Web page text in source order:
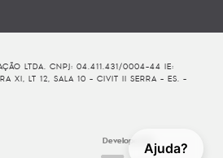
Ajuda?
LTDA. CNPJ: 04.411.431/0004-44 IE:
XI, LT 12, SALA 10 - CIVIT II SERRA - ES. -
Developed By